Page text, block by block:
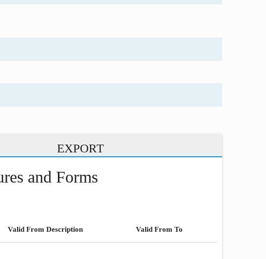
EXPORT
and Forms
Valid From Description Valid From To